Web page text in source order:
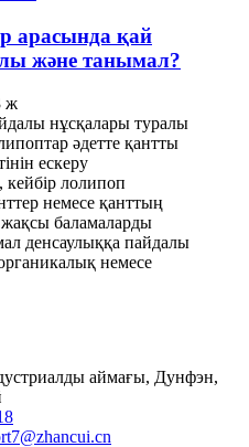
арасында қай
және танымал?
ж
нұсқалары туралы
әдетте қантты
ескеру
лолипоп
немесе қанттың
баламаларды
денсаулыққа пайдалы
немесе
аймағы, Дунфэн,